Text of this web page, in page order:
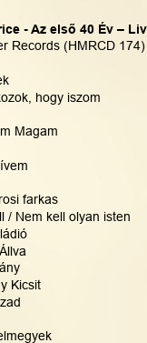
- Az első 40 Év –
Records (HMRCD 174)
hogy iszom
Magam
farkas
/ Nem kell olyan isten
Kicsit